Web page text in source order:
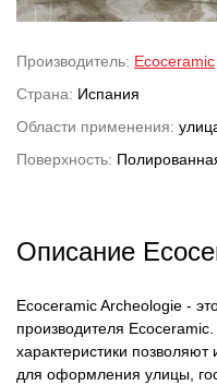
Производитель: Ecoceramic
Страна: Испания
Области применения:
Поверхность:
Описание
Ecoceramic Archeologie -
производителя
характеристики позволяют
для оформления улицы,